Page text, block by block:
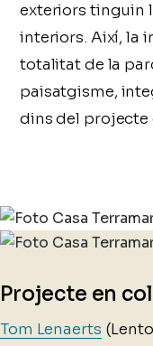
exteriors tinguin
interiors. Així, la
totalitat de la
paisatgisme,
dins del projecte
Projecte en
Tom Lenaerts